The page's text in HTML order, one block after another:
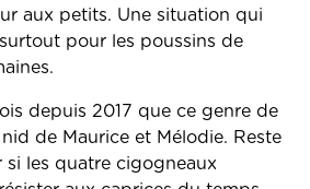
aux petits. Une situation qui
pour les poussins de
depuis 2017 que ce genre de
de Maurice et Mélodie. Reste
si les quatre cigogneaux